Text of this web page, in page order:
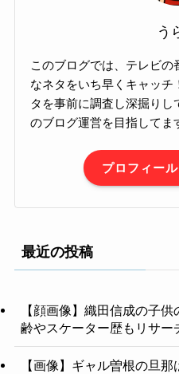
う
このブログでは、テレビの
なネタをいち早くキャッチ
タを事前に調査し深掘りし
のブログ運営を目指してま
プロフィー
最近の投稿
【顔画像】織田信成の子
齢やスケーター歴もリサー
【画像】ギャル曽根の旦